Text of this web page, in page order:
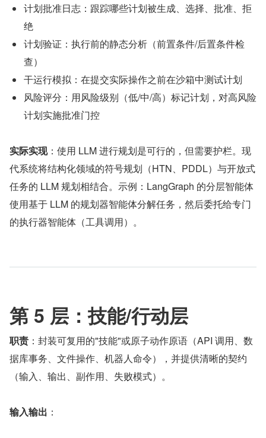
计划批准日志：跟踪哪些计划被生成、选择、批准、拒
绝
计划验证：执行前的静态分析（前置条件/后置条件检
查）
干运行模拟：在提交实际操作之前在沙箱中测试计划
风险评分：用风险级别（低/中/高）标记计划，对高风险
计划实施批准门控
实际实现：使用 LLM 进行规划是可行的，但需要护栏。现
代系统将结构化领域的符号规划（HTN、PDDL）与开放式
任务的 LLM 规划相结合。示例：LangGraph 的分层智能体
使用基于 LLM 的规划器智能体分解任务，然后委托给专门
的执行器智能体（工具调用）。
第 5 层：技能/行动层
职责 ：封装可复用的"技能"或原子动作原语（API 调用、数
据库事务、文件操作、机器人命令），并提供清晰的契约
（输入、输出、副作用、失败模式）。
输入输出 ：